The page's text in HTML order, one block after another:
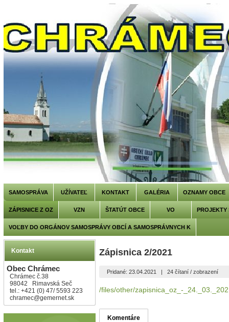
SAMOSPRÁVA UŽÍVATEĽ KONTAKT GALÉRIA OZNAMY OBCE
ZÁPISNICE Z OZ VZN ŠTATÚT OBCE VO PROJEKTY
VOĽBY DO ORGÁNOV SAMOSPRÁVY OBCÍ A SAMOSPRÁVNYCH K
Kontakt
Obec Chrámec
Chrámec č.38
98042 Rimavská Seč
tel.: +421 (0) 47/ 5593 223
chramec@gemernet.sk
Zápisnica 2/2021
Pridané: 23.04.2021 |24 čítaní / zobrazení
/files/other/zapisnica_oz_-
Komentáre